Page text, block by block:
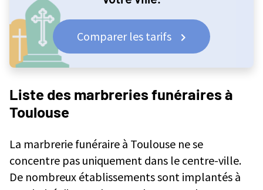
Services courants proposés
Comment choisir une marbrerie funéraire à Toulouse?
FAQ marbrerie funéraire à Toulouse
Faut-il choisir la marbrerie par rapport au cimetière ?
Peut-on personnaliser un monument funéraire ?
Qui doit payer la pierre tombale ?
Les marbreries par villes
Comparer les tarifs
Liste des marbreries funéraires à
Toulouse
La marbrerie funéraire à Toulouse ne se
concentre pas uniquement dans le centre-ville.
De nombreux établissements sont implantés à